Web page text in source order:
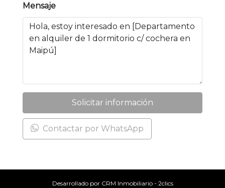
Mensaje
Solicitar información
Contactar por WhatsApp
Desarrollado por CRM Inmobiliario - 2clics